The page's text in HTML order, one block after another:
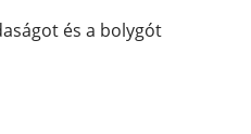
és a bolygót